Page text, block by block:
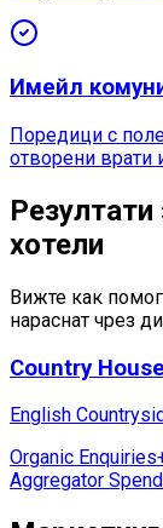
Имейл
Поредици с
отворени врати
хотели
Вижте как
нараснат чрез
Country
English
Organic Enquiries
Aggregator Spend